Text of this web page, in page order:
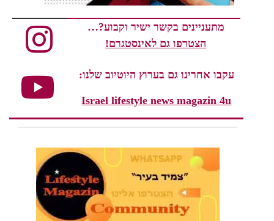
מתעניינים בקשר ישיר וקבוע?…
הצטרפו גם לאינסטגרם!
עקבו אחרינו גם בערוץ היוטיוב שלנו:
Israel lifestyle news magazin 4u